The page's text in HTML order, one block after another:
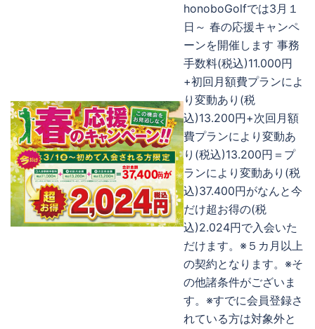
honoboGolfでは3月１
日～ 春の応援キャンペ
ーンを開催します 事務
手数料(税込)11.000円
+初回月額費プランによ
り変動あり(税
込)13.200円+次回月額
費プランにより変動あ
り(税込)13.200円＝プ
ランにより変動あり(税
込)37.400円がなんと今
だけ超お得の(税
込)2.024円で入会いた
だけます。※５カ月以上
の契約となります。※そ
の他諸条件がございま
す。※すでに会員登録さ
れている方は対象外と